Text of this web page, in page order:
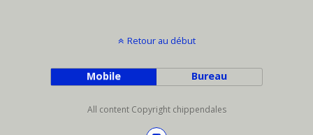
Retour au début
Mobile Bureau
All content Copyright chippendales